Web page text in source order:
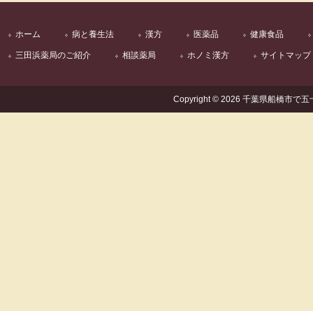
ホーム 病と養生法 漢方 医薬品 健康食品
三田浜薬局のご紹介 相談薬局 ホノミ漢方 サイトマップ
Copyright © 2026 千葉県船橋市で五